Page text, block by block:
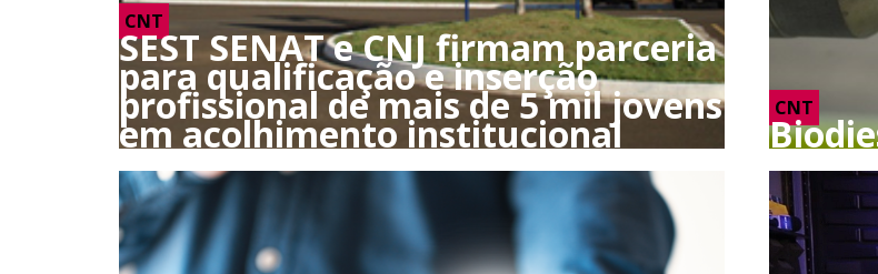
CNT
SEST SENAT e CNJ firmam parceria
para qualificação e inserção
profissional de mais de 5 mil jovens
em acolhimento institucional
CNT